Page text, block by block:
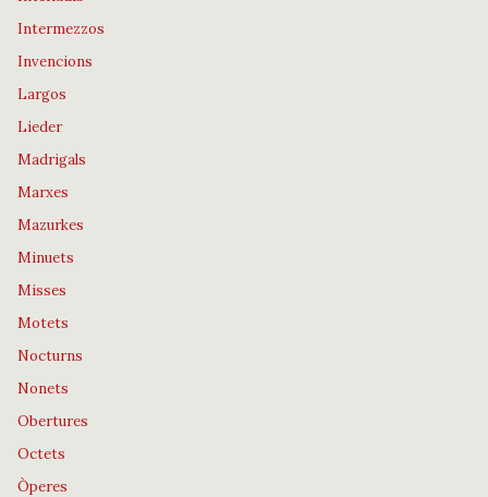
Intermezzos
Invencions
Largos
Lieder
Madrigals
Marxes
Mazurkes
Minuets
Misses
Motets
Nocturns
Nonets
Obertures
Octets
Òperes